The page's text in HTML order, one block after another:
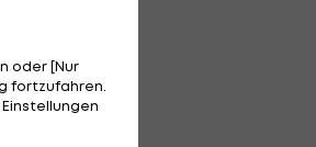
oder [Nur
fortzufahren.